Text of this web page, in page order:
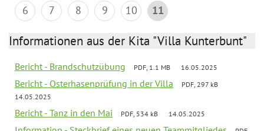
6
7 8 9 10 11
Informationen aus der Kita "Villa Kunterbunt"
Bericht - Brandschutzübung PDF, 1.1 MB 16.05.2025
Bericht - Osterhasenprüfung in der Villa
PDF, 297 kB
14.05.2025
Bericht - Tanz in den Mai PDF, 534 kB 14.05.2025